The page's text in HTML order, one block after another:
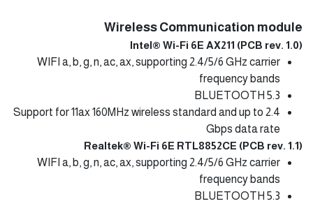
Wireless Communication module
Intel® Wi-Fi 6E AX211 (PCB rev. 1.0)
WIFI a, b, g, n, ac, ax, supporting 2.4/5/6 GHz carrier
frequency bands
BLUETOOTH 5.3
Support for 11ax 160MHz wireless standard and up to 2.4
Gbps data rate
Realtek® Wi-Fi 6E RTL8852CE (PCB rev. 1.1)
WIFI a, b, g, n, ac, ax, supporting 2.4/5/6 GHz carrier
frequency bands
BLUETOOTH 5.3